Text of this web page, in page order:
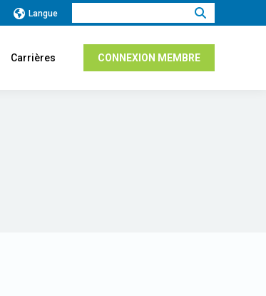
Langue
:
Carrières CONNEXION MEMBRE